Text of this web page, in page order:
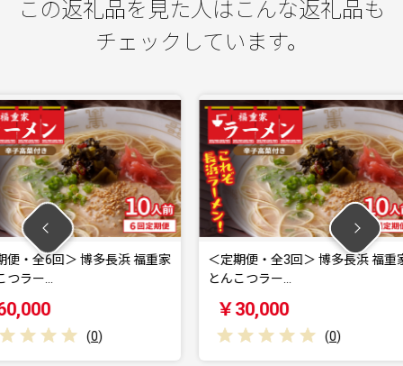
この返礼品を見た人はこんな返礼品も
チェックしています。
長浜 福重家
)
＜定期便・全3回＞ 博多長浜 福重家
( 0)
＜定期